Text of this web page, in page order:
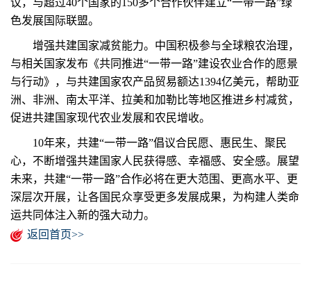
议，与超过40个国家的150多个合作伙伴建立“一带一路”绿
色发展国际联盟。
增强共建国家减贫能力。中国积极参与全球粮农治理，
与相关国家发布《共同推进“一带一路”建设农业合作的愿景
与行动》，与共建国家农产品贸易额达1394亿美元，帮助亚
洲、非洲、南太平洋、拉美和加勒比等地区推进乡村减贫，
促进共建国家现代农业发展和农民增收。
10年来，共建“一带一路”倡议合民愿、惠民生、聚民
心，不断增强共建国家人民获得感、幸福感、安全感。展望
未来，共建“一带一路”合作必将在更大范围、更高水平、更
深层次开展，让各国民众享受更多发展成果，为构建人类命
运共同体注入新的强大动力。
返回首页>>